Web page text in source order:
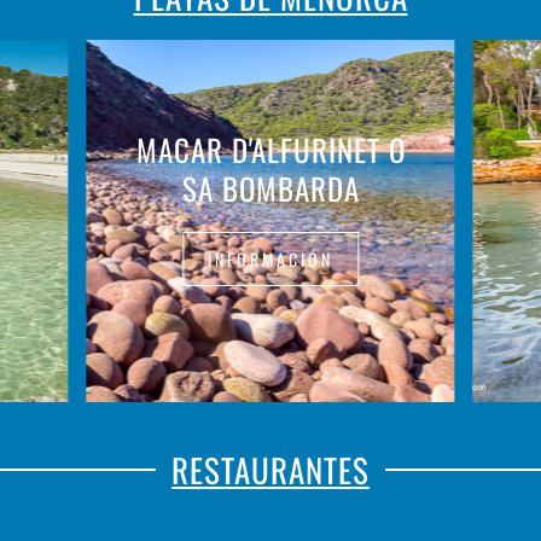
MACAR D'ALFURINET O
SA BOMBARDA
INFORMACIÓN
RESTAURANTES